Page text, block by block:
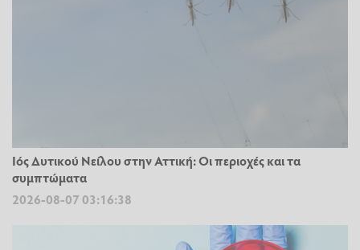
Ιός Δυτικού Νείλου στην Αττική: Οι περιοχές και τα
συμπτώματα
2026-08-07 03:16:38